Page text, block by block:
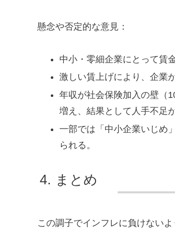
懸念や否定的な意見：
中小・零細企業にとって賃
激しい賃上げにより、企業
年収が社会保険加入の壁（
増え、結果として人手不足
一部では「中小企業いじめ
られる。
まとめ
この調子でインフレに負けない